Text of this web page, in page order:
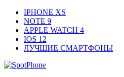
IPHONE XS
NOTE 9
APPLE WATCH 4
IOS 12
ЛУЧШИЕ СМАРТФОНЫ